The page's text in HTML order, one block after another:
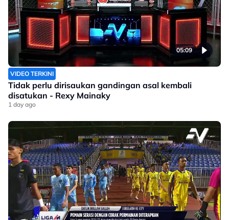
05:09
VIDEO TERKINI
Tidak perlu dirisaukan gandingan asal kembali
disatukan - Rexy Mainaky
1 day ago